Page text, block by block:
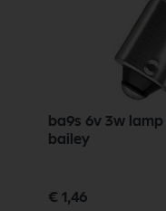
ba9s 6v 3w lamp
bailey
€ 1,46